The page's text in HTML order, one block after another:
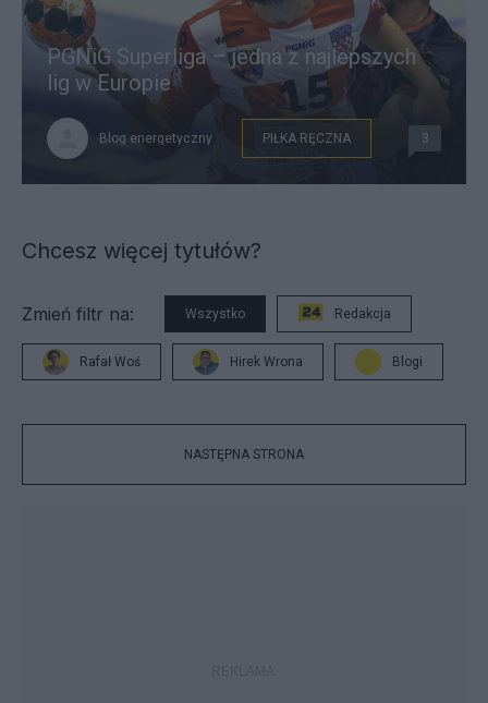
PGNiG Superliga – jedna z najlepszych
lig w Europie
Blog energetyczny PIŁKA RĘCZNA 3
Chcesz więcej tytułów?
Zmień filtr na: Wszystko Redakcja
Rafał Woś Hirek Wrona Blogi
NASTĘPNA STRONA